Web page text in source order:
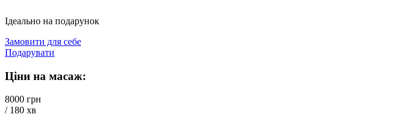
Ідеально на подарунок
Замовити для себе
Подарувати
Ціни на масаж:
8000 грн
/ 180 хв